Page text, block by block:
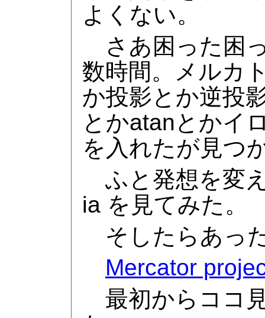
よくない。
さあ困った困
数時間。メルカ
か投影とか逆投
とかatanとかイ
を入れたが見つ
ふと発想を変
ia を見てみた。
そしたらあっ
Mercator
最初からココ